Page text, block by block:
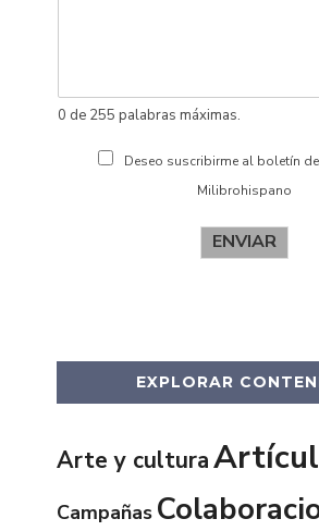
0 de 255 palabras máximas.
Deseo suscribirme al boletín
Milibrohispano
ENVIAR
EXPLORAR
Arte y cultura
Campañas